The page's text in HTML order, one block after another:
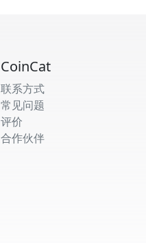
CoinCat
联系方式
常见问题
评价
合作伙伴